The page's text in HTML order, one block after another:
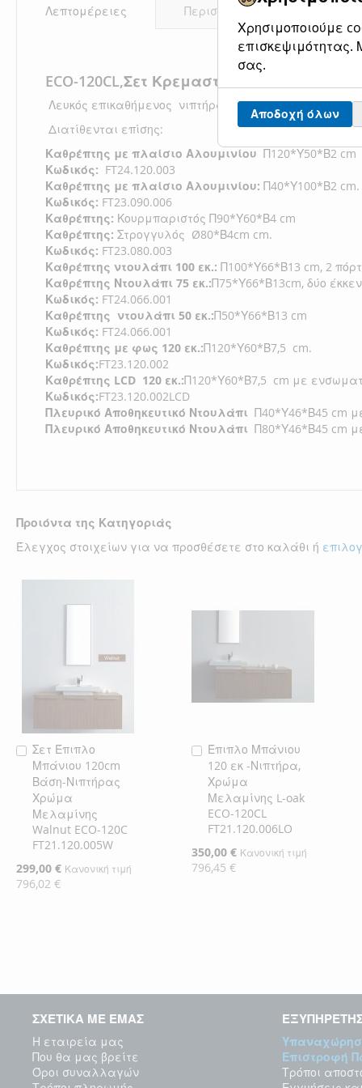
Λεπτομέρειες
ECO-120CL,Σετ Κρεμαστό Έπιπλο Μπάνιου
Λευκός επικαθήμενος νιπτήρας από τεχνητό
Διατίθενται επίσης:
Καθρέπτης με πλαίσιο Αλουμινίου Π120*Υ50*Β2 cm
Κωδικός: FT24.120.003
Καθρέπτης με πλαίσιο Αλουμινίου: Π40*Υ100*Β2 cm.
Κωδικός: FT23.090.006
Καθρέπτης: Κουρμπαριστός Π90*Υ60*Β4 cm
Καθρέπτης: Στρογγυλός Ø80*Β4cm cm.
Κωδικός: FT23.080.003
Καθρέπτης ντουλάπι 100 εκ.: Π100*Υ66*Β13 cm, 2
Καθρέπτης Ντουλάπι 75 εκ.:Π75*Υ66*Β13cm, δύο
Κωδικός: FT24.066.001
Καθρέπτης ντουλάπι 50 εκ.:Π50*Υ66*Β13 cm
Κωδικός: FT24.066.001
Καθρέπτης με φως 120 εκ.:Π120*Υ60*Β7,5 cm.
Κωδικός:FT23.120.002
Καθρέπτης LCD 120 εκ.:Π120*Υ60*Β7,5 cm με
Κωδικός:FT23.120.002LCD
Πλευρικό Αποθηκευτικό Ντουλάπι Π40*Υ46*Β45 cm
Πλευρικό Αποθηκευτικό Ντουλάπι Π80*Υ46*Β45 cm
Περισσότερες Πληροφορίες
Προιόντα της Κατηγοριάς
Έλεγχος στοιχείων για να προσθέσετε στο καλάθι ή
Σετ Έπιπλο
Μπάνιου 120cm
Βάση-Νιπτήρας
Χρώμα
Μελαμίνης
Walnut ECO-120C
FT21.120.005W
Ειδική
Τιμή
299,00 € Κανονική τιμή
796,02 €
Προσθήκη
στο
Καλάθι
Έπιπλο Μπάνιου
120 εκ -Νιπτήρα,
Χρώμα
Μελαμίνης L-oak
ECO-120CL
FT21.120.006LO
Ειδική
Τιμή
350,00 € Κανονική τιμή
796,45 €
Προσθήκη
στο
Καλάθι
ΣΧΕΤΙΚΑ ΜΕ ΕΜΑΣ
Η εταιρεία μας
Που θα μας βρείτε
Όροι συναλλαγών
Επιστροφή
Τρόποι
Χρησιμοποιούμε
επισκεψιμότητας.
σας.
Αποδοχή όλων